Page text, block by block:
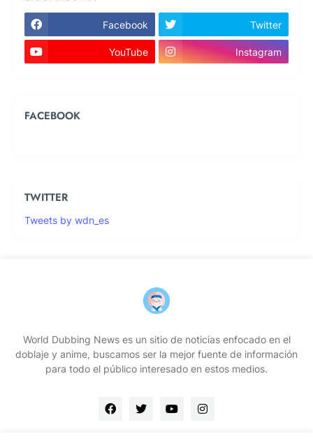
Facebook Twitter
YouTube Instagram
FACEBOOK
TWITTER
Tweets by wdn_es
World Dubbing News es un sitio de noticias enfocado en el
doblaje y anime, buscamos ser la mejor fuente de información
para todo el público interesado en estos medios.